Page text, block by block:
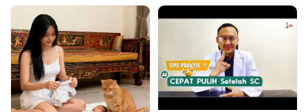
Perlu Diperiksa?